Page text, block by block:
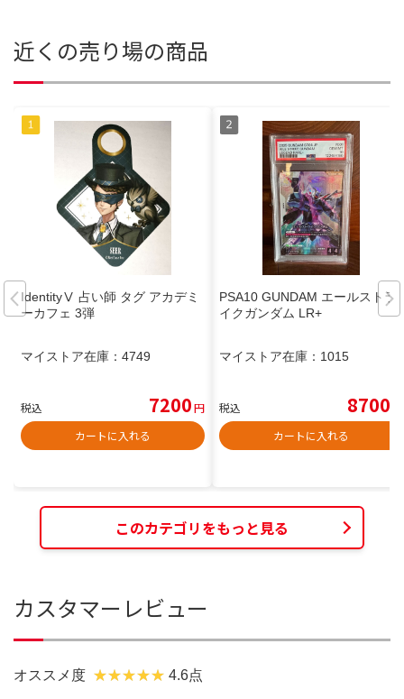
近くの売り場の商品
IdentityⅤ 占い師 タグ アカデミ
ーカフェ 3弾
マイストア在庫： 4749
税込 7200円
カートに入れる
PSA10 GUNDAM エールストラ
イクガンダム LR+
マイストア在庫： 1015
税込 8700
カートに入れる
このカテゴリをもっと見る
カスタマーレビュー
オススメ度 4.6点